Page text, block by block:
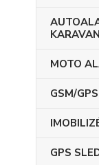
MOTO
GSM/
GPS